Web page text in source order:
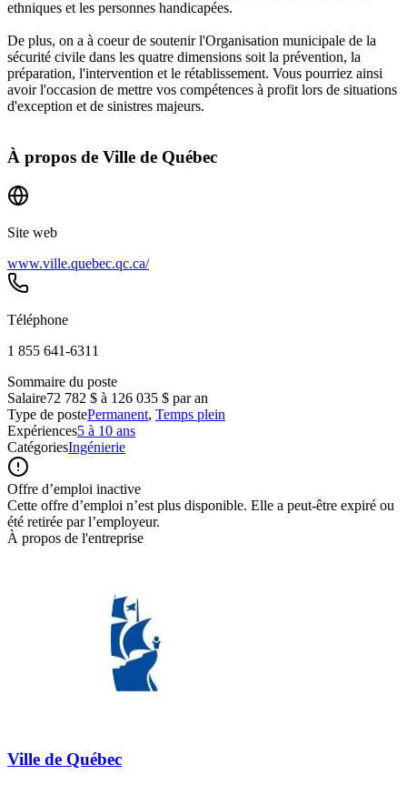
ethniques et les personnes handicapées.
De plus, on a à coeur de soutenir l'Organisation municipale de la
sécurité civile dans les quatre dimensions soit la prévention, la
préparation, l'intervention et le rétablissement. Vous pourriez ainsi
avoir l'occasion de mettre vos compétences à profit lors de situations
d'exception et de sinistres majeurs.
À propos de Ville de Québec
Site web
www.ville.quebec.qc.ca/
Téléphone
1 855 641‑6311
Sommaire du poste
Salaire72 782 $ à 126 035 $ par an
Type de postePermanent, Temps plein
Expériences5 à 10 ans
CatégoriesIngénierie
Offre d’emploi inactive
Cette offre d’emploi n’est plus disponible. Elle a peut-être expiré ou
été retirée par l’employeur.
À propos de l'entreprise
Ville de Québec